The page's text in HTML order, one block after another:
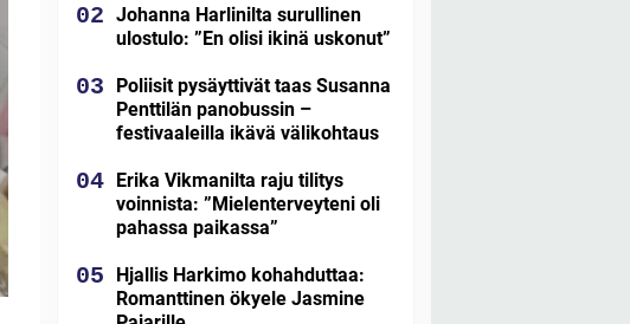
Johanna Harlinilta surullinen
ulostulo: ”En olisi ikinä uskonut”
Poliisit pysäyttivät taas Susanna
Penttilän panobussin –
festivaaleilla ikävä välikohtaus
Erika Vikmanilta raju tilitys
voinnista: ”Mielenterveyteni oli
pahassa paikassa”
Hjallis Harkimo kohahduttaa:
Romanttinen ökyele Jasmine